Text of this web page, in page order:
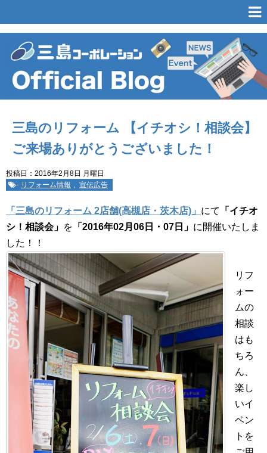
三島のリフォーム 【イチオシ！相談会】
ご来場ありがとうございました！
投稿日：2016年2月8日 月曜日
- リフォーム情報 宣伝広告
「三島のリフォーム 2店舗(高槻店・茨木店)」 にて
「イチオ
シ！相談会」 を 「2016年02月06日・07日」 に開催いたしま
した！！
リフ
ォー
ムの
相談
はも
ちろ
ん、
楽し
いイ
ベン
トを